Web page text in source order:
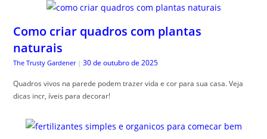
Como criar quadros com plantas
naturais
The Trusty Gardener | 30 de outubro de 2025
Quadros vivos na parede podem trazer vida e cor para sua casa. Veja
dicas incr, íveis para decorar!